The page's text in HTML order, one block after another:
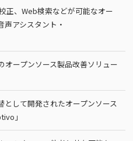
正、Web検索などが可能なオー
声アシスタント・
オープンソース製品改善ソリュー
して開発されたオープンソース
」